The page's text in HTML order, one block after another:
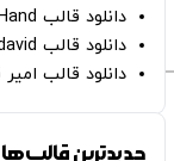
دانلود قالب Oh Kevin De Bruyne - Paul Hand
دانلود قالب Gut Genug - kitschrieg ft. Shirin david
دانلود قالب
جدیدترین قالب‌ها